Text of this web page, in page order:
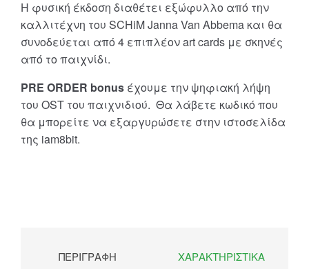
Η φυσική έκδοση διαθέτει εξώφυλλο από την
καλλιτέχνη του SCHiM Janna Van Abbema και θα
συνοδεύεται από 4 επιπλέον art cards με σκηνές
από το παιχνίδι.
PRE ORDER bonus έχουμε την ψηφιακή λήψη
του OST του παιχνιδιού. Θα λάβετε κωδικό που
θα μπορείτε να εξαργυρώσετε στην ιστοσελίδα
της iam8bit.
ΠΕΡΙΓΡΑΦΉ ΧΑΡΑΚΤΗΡΙΣΤΙΚΆ